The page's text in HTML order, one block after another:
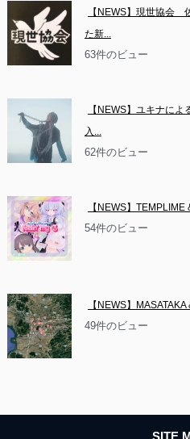
【NEWS】現世協会
た新...
63件のビュー
【NEWS】ユキナに
入...
62件のビュー
【NEWS】
54件のビュー
【NEWS】
49件のビュー
SITE